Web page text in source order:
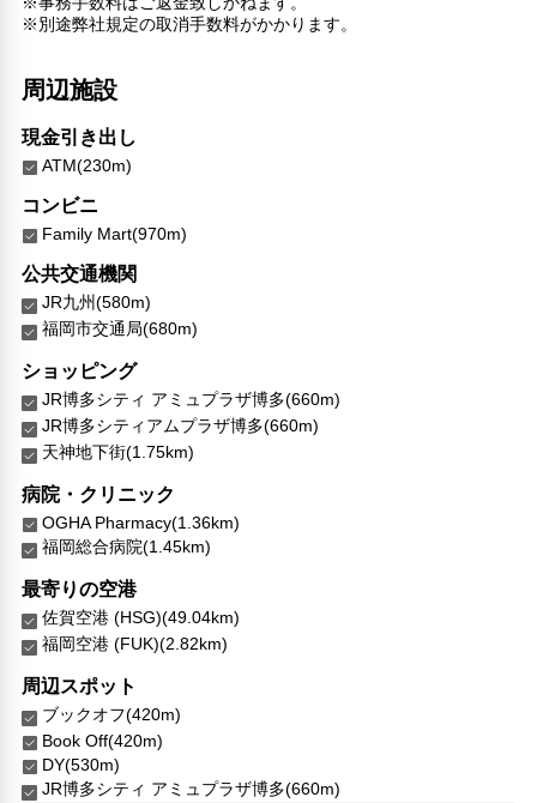
※別途弊社規定の取消手数料がかかります。
周辺施設
現金引き出し
ATM(230m)
コンビニ
Family Mart(970m)
公共交通機関
JR九州(580m)
福岡市交通局(680m)
ショッピング
JR博多シティ アミュプラザ博多(660m)
JR博多シティアムプラザ博多(660m)
天神地下街(1.75km)
病院・クリニック
OGHA Pharmacy(1.36km)
福岡総合病院(1.45km)
最寄りの空港
佐賀空港 (HSG)(49.04km)
福岡空港 (FUK)(2.82km)
周辺スポット
ブックオフ(420m)
Book Off(420m)
DY(530m)
JR博多シティ アミュプラザ博多(660m)